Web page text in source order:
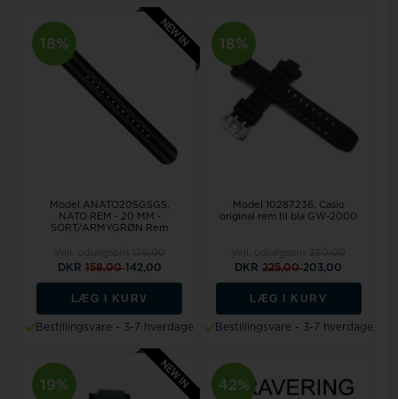
18%
Model ANATO20SGSGS
NATO REM - 20 MM -
SORT/ARMYGRØN Rem
DKR 158,00142,00
LÆG I KURV
Bestillingsvare - 3-7 hverdage
18%
Model 10287236
Casio
original rem til bla GW-2000
DKR225,00203,00
LÆG I KURV
Bestillingsvare - 3-7 hverdage
19% 42%